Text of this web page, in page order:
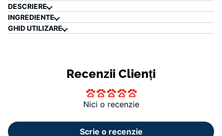
DESCRIERE
INGREDIENTE
GHID UTILIZARE
Recenzii Clienți
Nici o recenzie
Scrie o recenzie